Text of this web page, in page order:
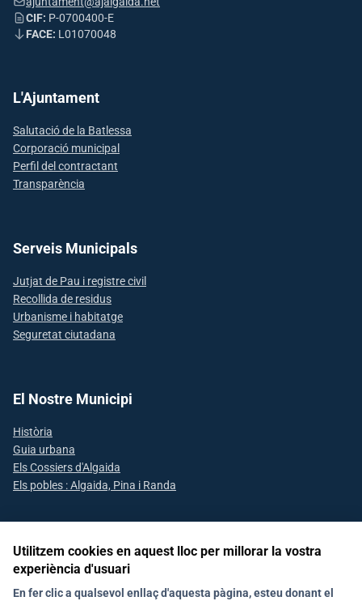
CIF: P-0700400-E
FACE: L01070048
L'Ajuntament
Salutació de la Batlessa
Corporació municipal
Perfil del contractant
Transparència
Serveis Municipals
Jutjat de Pau i registre civil
Recollida de residus
Urbanisme i habitatge
Seguretat ciutadana
El Nostre Municipi
Història
Guia urbana
Els Cossiers d'Algaida
Els pobles : Algaida, Pina i Randa
Segueix-nos a les xarxes socials
Utilitzem cookies en aquest lloc per millorar la vostra
experiència d'usuari
En fer clic a qualsevol enllaç d'aquesta pàgina, esteu donant el